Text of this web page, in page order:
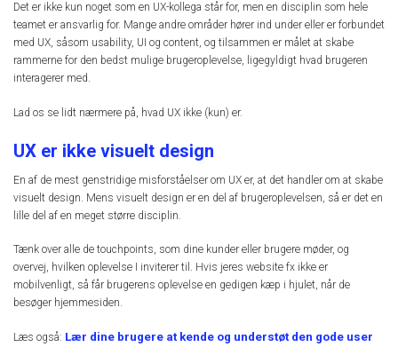
Det er ikke kun noget som en UX-kollega står for, men en disciplin som hele
teamet er ansvarlig for. Mange andre områder hører ind under eller er forbundet
med UX, såsom usability, UI og content, og tilsammen er målet at skabe
rammerne for den bedst mulige brugeroplevelse, ligegyldigt hvad brugeren
interagerer med.
Lad os se lidt nærmere på, hvad UX ikke (kun) er.
UX er ikke visuelt design
En af de mest genstridige misforståelser om UX er, at det handler om at skabe
visuelt design. Mens visuelt design er en del af brugeroplevelsen, så er det en
lille del af en meget større disciplin.
Tænk over alle de touchpoints, som dine kunder eller brugere møder, og
overvej, hvilken oplevelse I inviterer til. Hvis jeres website fx ikke er
mobilvenligt, så får brugerens oplevelse en gedigen kæp i hjulet, når de
besøger hjemmesiden.
Læs også: Lær dine brugere at kende og understøt den gode user